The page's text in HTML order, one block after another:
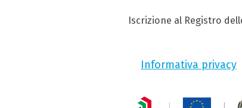
Iscrizione al Registro
Informativa privacy